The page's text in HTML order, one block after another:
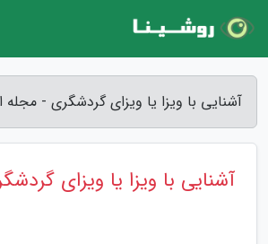
آشنایی با ویزا یا ویزای گردشگری - مجله
آشنایی با ویزا یا ویزای